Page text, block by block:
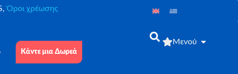
Όροι χρέωσης
Κάντε μια Δωρεά
Μενού